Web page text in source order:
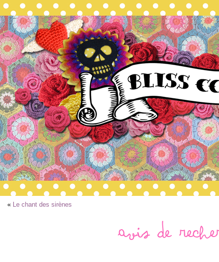
« Le chant des sirènes
Avis de